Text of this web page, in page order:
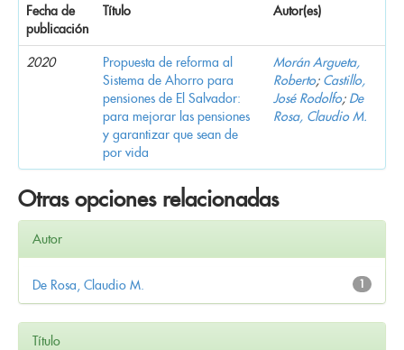
Fecha de
publicación
Título Autor(es)
2020
Propuesta de reforma al
Sistema de Ahorro para
pensiones de El Salvador:
para mejorar las pensiones
y garantizar que sean de
por vida
Morán Argueta,
Roberto; Castillo,
José Rodolfo; De
Rosa, Claudio M.
Otras opciones relacionadas
Autor
1
De Rosa, Claudio M.
Título